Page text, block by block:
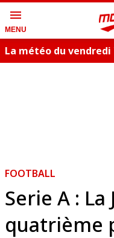
menu
MENU
La météo du vendredi
FOOTBALL
Serie A :
quatrième